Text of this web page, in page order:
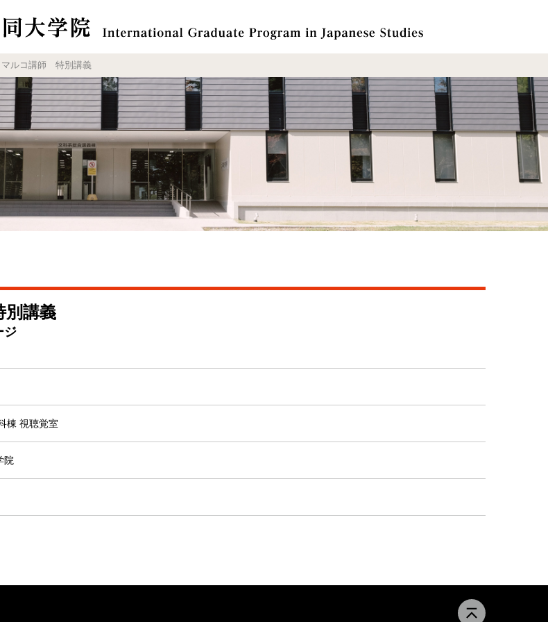
マルコ講師 特別講義
講義
ジ
棟 視聴覚室
院